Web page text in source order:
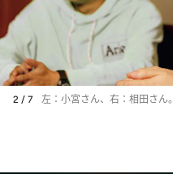
2 / 7 左：小宮さん、右：相田さん。